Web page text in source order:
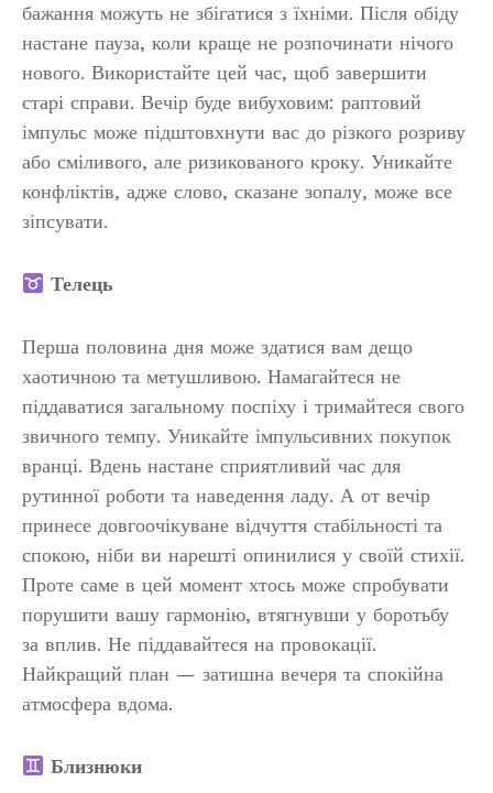
бажання можуть не збігатися з їхніми. Після обіду
настане пауза, коли краще не розпочинати нічого
нового. Використайте цей час, щоб завершити
старі справи. Вечір буде вибуховим: раптовий
імпульс може підштовхнути вас до різкого розриву
або сміливого, але ризикованого кроку. Уникайте
конфліктів, адже слово, сказане зопалу, може все
зіпсувати.
Телець
Перша половина дня може здатися вам дещо
хаотичною та метушливою. Намагайтеся не
піддаватися загальному поспіху і тримайтеся свого
звичного темпу. Уникайте імпульсивних покупок
вранці. Вдень настане сприятливий час для
рутинної роботи та наведення ладу. А от вечір
принесе довгоочікуване відчуття стабільності та
спокою, ніби ви нарешті опинилися у своїй стихії.
Проте саме в цей момент хтось може спробувати
порушити вашу гармонію, втягнувши у боротьбу
за вплив. Не піддавайтеся на провокації.
Найкращий план — затишна вечеря та спокійна
атмосфера вдома.
Близнюки